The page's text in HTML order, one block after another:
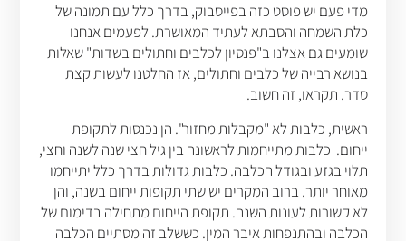
מדי פעם יש פוסט כזה בפייסבוק, בדרך כלל עם תמונה של
כלת השמחה והסבתא לעתיד המאושרת. לפעמים אנחנו
שומעים גם אצלנו ב"פנסיון לכלבים וחתולים בשדות" שאלות
בנושא רבייה של כלבים וחתולים, אז החלטנו לעשות קצת
סדר. תקראו, זה חשוב.
ראשית, כלבות לא "מקבלות מחזור". הן נכנסות לתקופת
ייחום. כלבות מתייחמות לראשונה בין גיל חצי שנה לשנה וחצי,
תלוי בגזע ובגודל הכלבה. כלבות גדולות בדרך כלל יתייחמו
מאוחר יותר. ברוב המקרים יש שתי תקופות ייחום בשנה, והן
לא קשורות לעונות השנה. תקופת הייחום מתחילה בדימום של
הכלבה ובהתנפחות איבר המין. כששלב זה מסתיים הכלבה